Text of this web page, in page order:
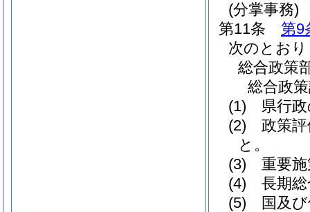
(分掌事務)
第11条
第9
次のとお
総合政策
総合政
(1) 県行政
(2) 政策評
と。
(3) 重要施
(4) 長期総
(5) 国及び